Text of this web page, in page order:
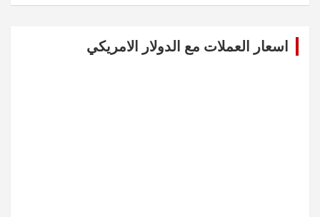
اسعار العملات مع الدولار الامريكي